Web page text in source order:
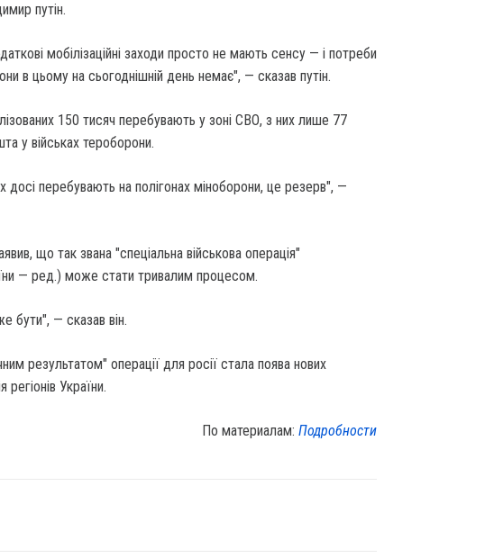
путін.
мобілізаційні заходи просто не мають сенсу — і потреби
в цьому на сьогоднішній день немає", — сказав путін.
150 тисяч перебувають у зоні СВО, з них лише 77
у військах тероборони.
досі перебувають на полігонах міноборони, це резерв", —
що так звана "спеціальна військова операція"
— ред.) може стати тривалим процесом.
бути", — сказав він.
результатом" операції для росії стала поява нових
регіонів України.
По материалам:Подробности